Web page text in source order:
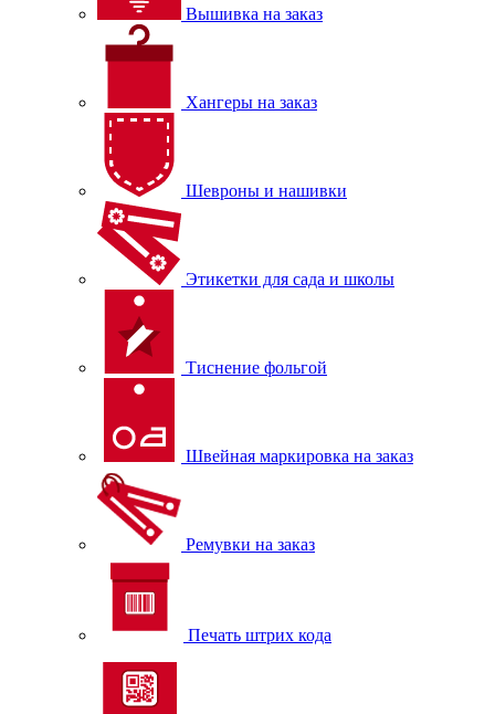
Вышивка на заказ
Хангеры на заказ
Шевроны и нашивки
Этикетки для сада и школы
Тиснение фольгой
Швейная маркировка на заказ
Ремувки на заказ
Печать штрих кода